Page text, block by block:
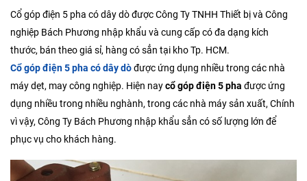
Cổ góp điện 5 pha có dây dò được Công Ty TNHH Thiết bị và Công
nghiệp Bách Phương nhập khẩu và cung cấp có đa dạng kích
thước, bán theo giá sỉ, hàng có sẳn tại kho Tp. HCM.
Cổ góp điện 5 pha có dây dòđược ứng dụng nhiều trong các nhà
máy dẹt, may công nghiệp. Hiện naycổ góp điện 5 pha được ứng
dụng nhiều trong nhiều nghành, trong các nhà máy sản xuất, Chính
vì vậy, Công Ty Bách Phương nhập khẩu sẳn có số lượng lớn để
phục vụ cho khách hàng.